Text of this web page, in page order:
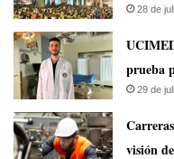
28 de
prueba
29 de
visión